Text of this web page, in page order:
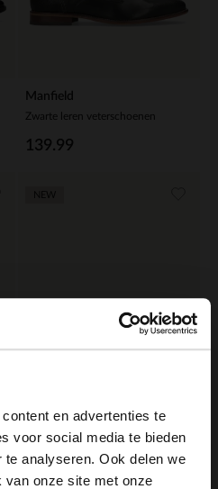
en advertenties te
voor social media te bieden
analyseren. Ook delen we
van onze site met onze
Manfield
Zwarte leren veterschoenen
139.99
Donkerbruine leren veterschoenen
×
in English?